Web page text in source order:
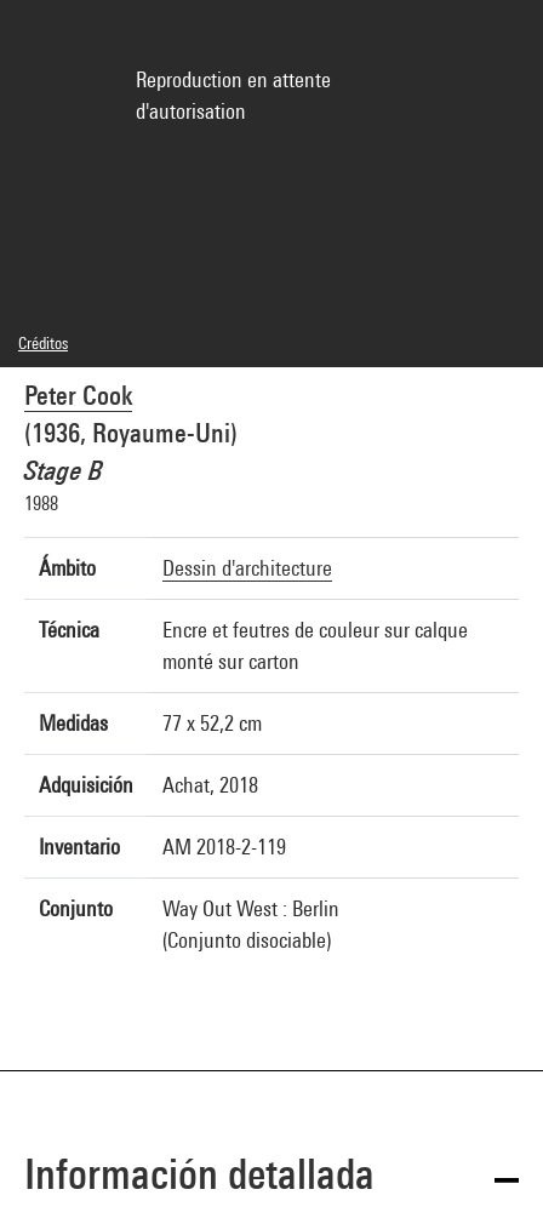
Peter Cook
(1936, Royaume-Uni)
Stage B
1988
Ámbito Dessin d'architecture
Técnica
Encre et feutres de couleur sur calque
monté sur carton
Medidas 77 x 52,2 cm
Adquisición Achat, 2018
Inventario AM 2018-2-119
Conjunto
Way Out West : Berlin
(Conjunto disociable)
Reproduction en attente
d'autorisation
Créditos
© Peter Cook
Créditos fotográficos : Centre Pompidou, MNAM-CCI/Audrey Laurans/Dist.
GrandPalaisRmn
Referencia de la imagen : 4N29287
Difusión de la imagen :
Información detallada